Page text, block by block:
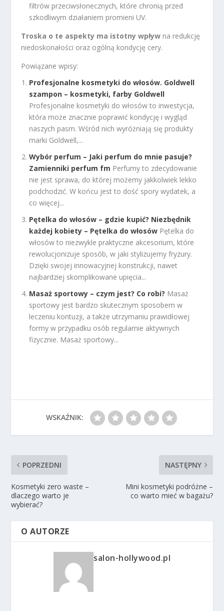
filtrów przeciwsłonecznych, które chronią przed
szkodliwym działaniem promieni UV.
Troska o te aspekty ma istotny wpływ na redukcję
niedoskonałości oraz ogólną kondycję cery.
Powiązane wpisy:
Profesjonalne kosmetyki do włosów. Goldwell
szampon – kosmetyki, farby Goldwell
Profesjonalne kosmetyki do włosów to inwestycja,
która może znacznie poprawić kondycję i wygląd
naszych pasm. Wśród nich wyróżniają się produkty
marki Goldwell,...
Wybór perfum – Jaki perfum do mnie pasuje?
Zamienniki perfum fm Perfumy to zdecydowanie
nie jest sprawa, do której możemy jakkolwiek lekko
podchodzić. W końcu jest to dość spory wydatek, a
co więcej...
Pętelka do włosów – gdzie kupić? Niezbędnik
każdej kobiety – Pętelka do włosów Pętelka do
włosów to niezwykle praktyczne akcesorium, które
rewolucjonizuje sposób, w jaki stylizujemy fryzury.
Dzięki swojej innowacyjnej konstrukcji, nawet
najbardziej skomplikowane upięcia...
Masaż sportowy – czym jest? Co robi? Masaż
sportowy jest bardzo skutecznym sposobem w
leczeniu kontuzji, a także utrzymaniu prawidłowej
formy w przypadku osób regularnie aktywnych
fizycznie. Masaż sportowy...
WSKAŹNIK:
POPRZEDNI
Kosmetyki zero waste –
dlaczego warto je
wybierać?
NASTĘPNY
Mini kosmetyki podróżne –
co warto mieć w bagażu?
O AUTORZE
salon-hollywood.pl